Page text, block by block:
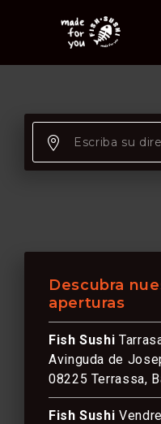
Descubra
aperturas
Fish Sushi
Avinguda de
08225 Terrassa,
Fish Sushi